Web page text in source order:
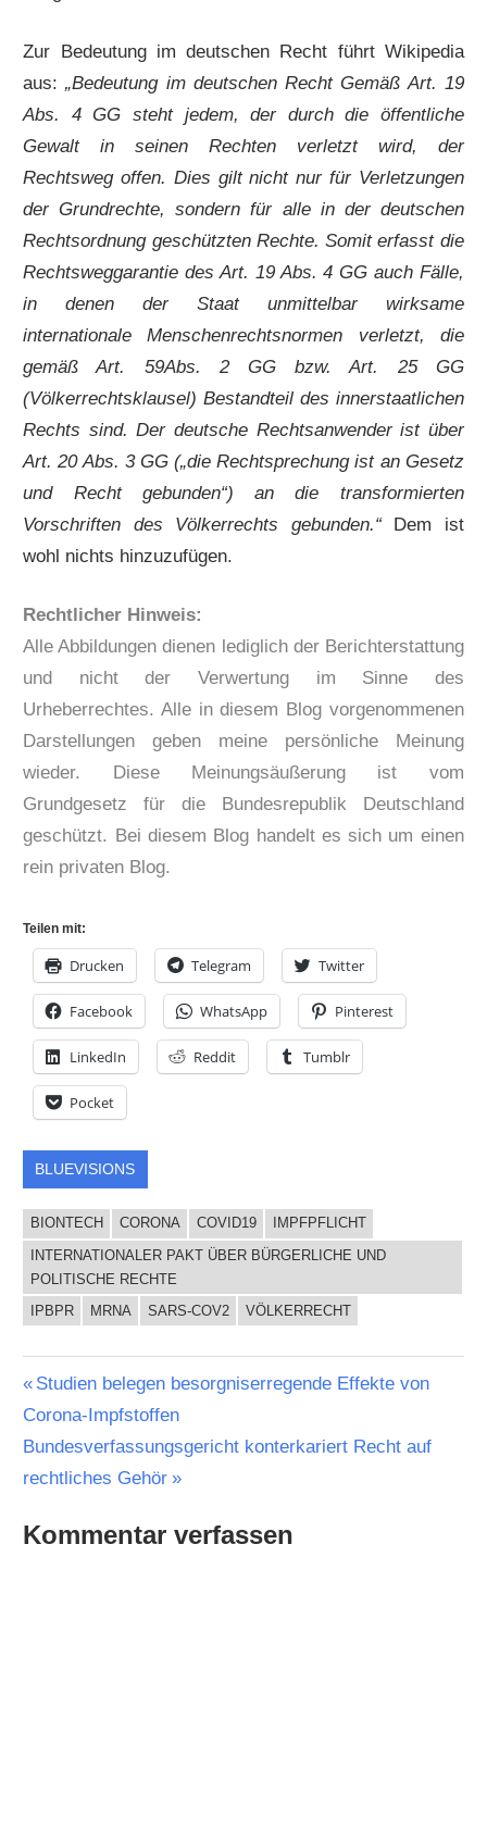
Zur Bedeutung im deutschen Recht führt Wikipedia
aus:„Bedeutung im deutschen Recht Gemäß Art. 19
Abs. 4 GG steht jedem, der durch die öffentliche
Gewalt in seinen Rechten verletzt wird, der
Rechtsweg offen. Dies gilt nicht nur für Verletzungen
der Grundrechte, sondern für alle in der deutschen
Rechtsordnung geschützten Rechte. Somit erfasst die
Rechtsweggarantie des Art. 19 Abs. 4 GG auch Fälle,
in denen der Staat unmittelbar wirksame
internationale Menschenrechtsnormen verletzt, die
gemäß Art. 59Abs. 2 GG bzw. Art. 25 GG
(Völkerrechtsklausel) Bestandteil des innerstaatlichen
Rechts sind. Der deutsche Rechtsanwender ist über
Art. 20 Abs. 3 GG („die Rechtsprechung ist an Gesetz
und Recht gebunden“) an die transformierten
Vorschriften des Völkerrechts gebunden.“ Dem ist
wohl nichts hinzuzufügen.
Rechtlicher Hinweis:
Alle Abbildungen dienen lediglich der Berichterstattung
und nicht der Verwertung im Sinne des
Urheberrechtes. Alle in diesem Blog vorgenommenen
Darstellungen geben meine persönliche Meinung
wieder. Diese Meinungsäußerung ist vom
Grundgesetz für die Bundesrepublik Deutschland
geschützt. Bei diesem Blog handelt es sich um einen
rein privaten Blog.
Teilen mit:
Drucken Telegram Twitter
Facebook WhatsApp Pinterest
LinkedIn Reddit Tumblr
Pocket
BLUEVISIONS
BIONTECH CORONA COVID19
IMPFPFLICHT
INTERNATIONALER PAKT ÜBER BÜRGERLICHE UND
POLITISCHE RECHTE
IPBPR
MRNA SARS-COV2 VÖLKERRECHT
Beitragsnavigation
Vorheriger
Beitrag:
Studien belegen besorgniserregende Effekte von
Corona-Impfstoffen
Nächster
Beitrag:
Bundesverfassungsgericht konterkariert Recht auf
rechtliches Gehör
Kommentar verfassen